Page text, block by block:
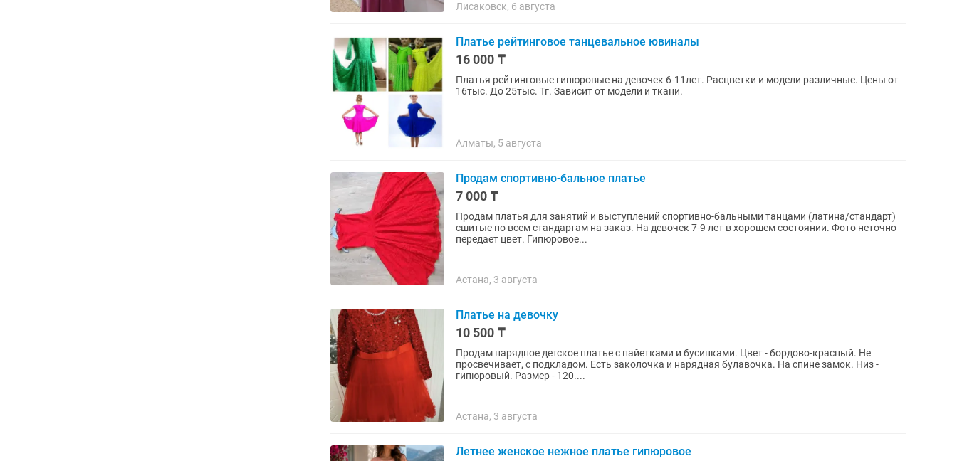
Лисаковск, 6 августа
Платье рейтинговое танцевальное ювиналы
16 000 ₸
Платья рейтинговые гипюровые на девочек 6-11лет. Расцветки и модели различные. Цены от
16тыс. До 25тыс. Тг. Зависит от модели и ткани.
Алматы, 5 августа
Продам спортивно-бальное платье
7 000 ₸
Продам платья для занятий и выступлений спортивно-бальными танцами (латина/стандарт)
сшитые по всем стандартам на заказ. На девочек 7-9 лет в хорошем состоянии. Фото неточно
передает цвет. Гипюровое...
Астана, 3 августа
Платье на девочку
10 500 ₸
Продам нарядное детское платье с пайетками и бусинками. Цвет - бордово-красный. Не
просвечивает, с подкладом. Есть заколочка и нарядная булавочка. На спине замок. Низ -
гипюровый. Размер - 120....
Астана, 3 августа
Летнее женское нежное платье гипюровое